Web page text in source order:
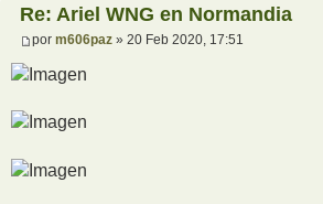
Re: Ariel WNG en Normandia
por m606paz » 20 Feb 2020, 17:51